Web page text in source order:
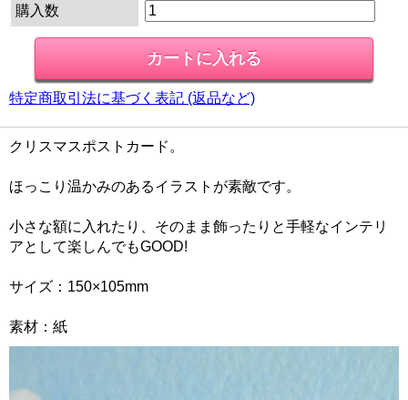
購入数
特定商取引法に基づく表記 (返品など)
クリスマスポストカード。
ほっこり温かみのあるイラストが素敵です。
小さな額に入れたり、そのまま飾ったりと手軽なインテリ
アとして楽しんでもGOOD!
サイズ：150×105mm
素材：紙